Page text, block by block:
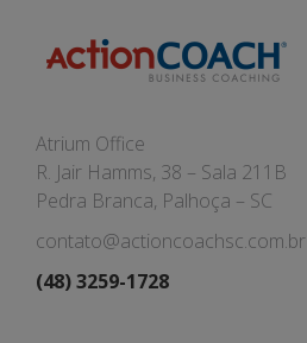
Atrium Office
R. Jair Hamms, 38 – Sala 211B
Pedra Branca, Palhoça – SC
contato@actioncoachsc.com.br
(48) 3259-1728